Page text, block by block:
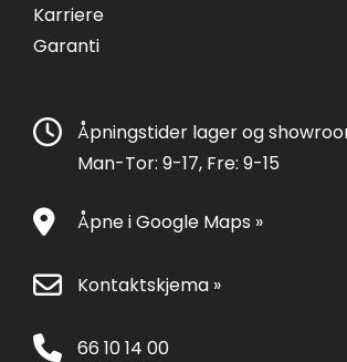
Karriere
Garanti
Åpningstider lager og
Man-Tor: 9-17, Fre: 9-15
Åpne i Google Maps »
Kontaktskjema »
66 10 14 00